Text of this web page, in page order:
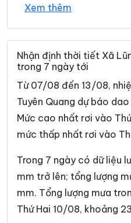
Xã Đồng Tâm
Xã Đồng Văn
Xã Du Già
Xã Đường Thượng
Xã Hàm Yên
Xã Hòa An
Xã Hồng Sơn
Xã Hùng An
Xã Hùng Lợi
Xã Khuôn Lùng
Xem thêm
Nhận định thời tiết Xã
trong 7 ngày tới
Từ 07/08 đến 13/08,
Tuyên Quang dự báo
Mức cao nhất rơi vào
mức thấp nhất rơi vào
Trong 7 ngày có dữ liệu
mm trở lên; tổng lượng
mm. Tổng lượng mưa
Thứ Hai 10/08, khoảng